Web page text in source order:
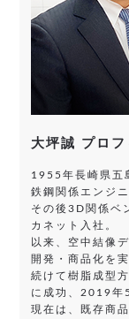
大坪誠 プロフ
1955年長崎県五
鉄鋼関係エンジ
その後3D関係ベ
カネット入社。
以来、空中結像
開発・商品化を実
続けて樹脂成型
に成功、2019年
現在は、既存商